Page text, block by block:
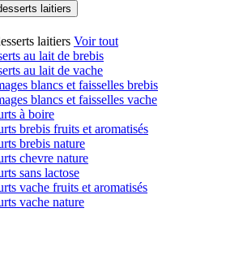
laitiers
laitiers Voir tout
au lait de brebis
au lait de vache
blancs et faisselles brebis
blancs et faisselles vache
à boire
brebis fruits et aromatisés
brebis nature
chevre nature
sans lactose
vache fruits et aromatisés
vache nature